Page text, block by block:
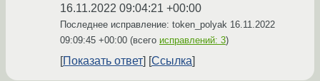
16.11.2022 09:04:21 +00:00
Последнее исправление: token_polyak 16.11.2022
09:09:45 +00:00 (всего исправлений: 3)
Показать ответ Ссылка